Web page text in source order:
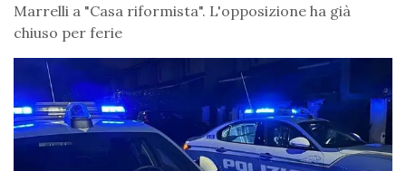
Marrelli a "Casa riformista". L'opposizione ha già
chiuso per ferie